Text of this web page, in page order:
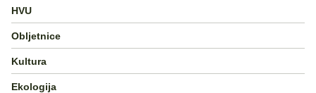
HVU
Obljetnice
Kultura
Ekologija